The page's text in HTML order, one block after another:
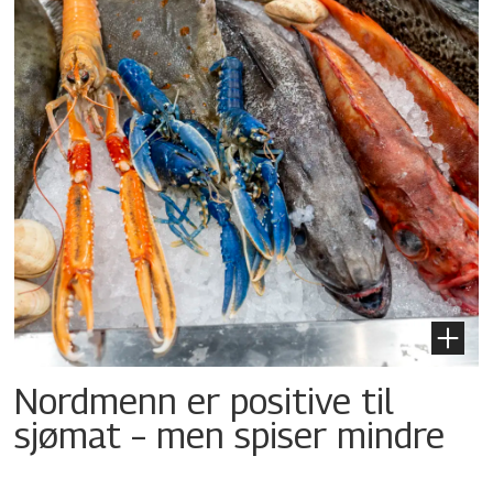
Nordmenn er positive til
sjømat – men spiser mindre